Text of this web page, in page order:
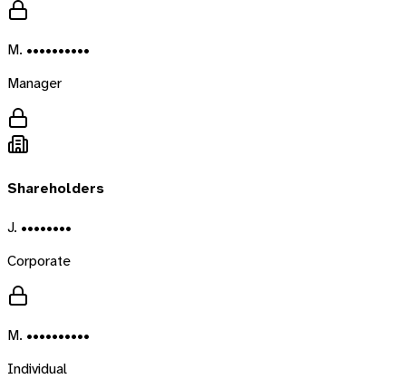
M. ••••••••••
Manager
Shareholders
J. ••••••••
Corporate
M. ••••••••••
Individual